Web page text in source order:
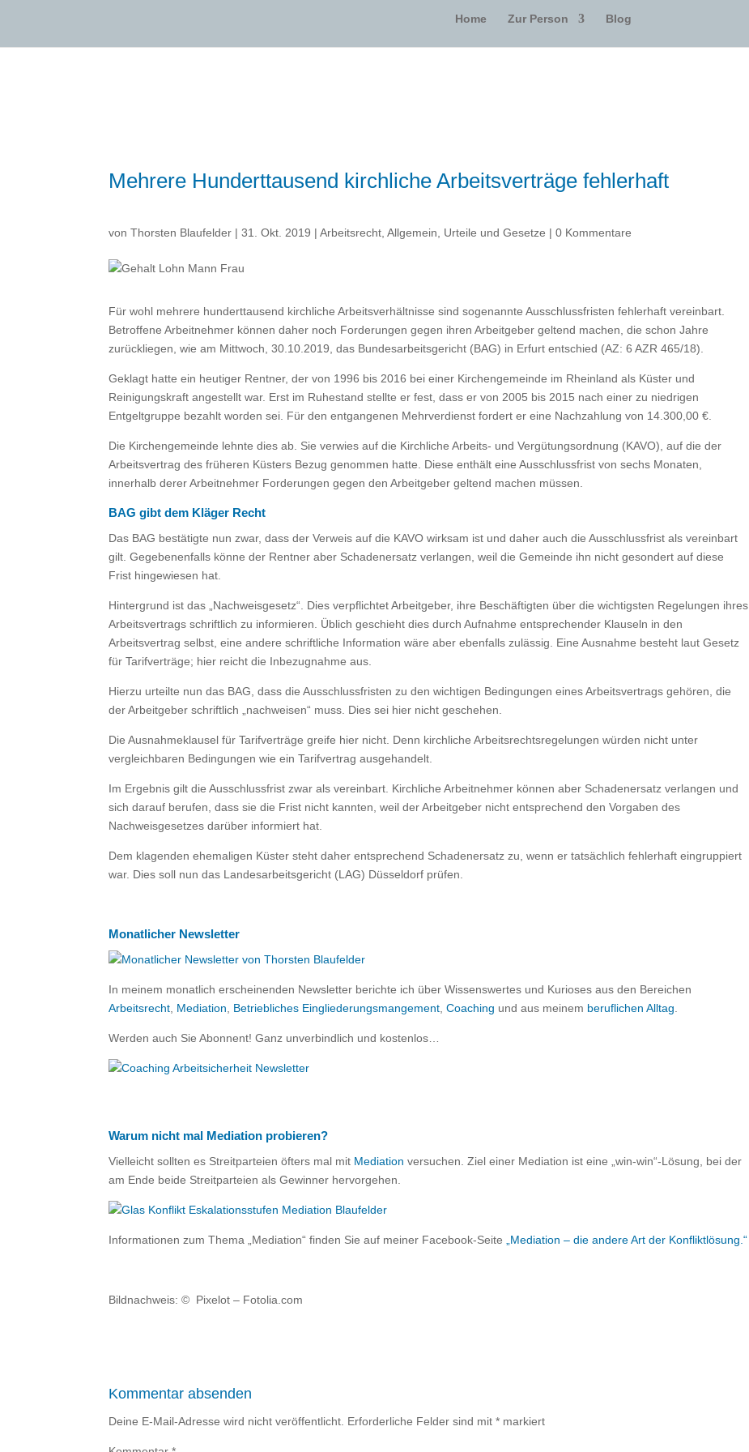
Home Zur Person Blog
Mehrere Hunderttausend kirchliche Arbeitsverträge fehlerhaft
vonThorsten Blaufelder |31. Okt. 2019 |Arbeitsrecht ,Allgemein Urteile und Gesetze |0 Kommentare
Für wohl mehrere hunderttausend kirchliche Arbeitsverhältnisse sind sogenannte Ausschlussfristen fehlerhaft vereinbart.
Betroffene Arbeitnehmer können daher noch Forderungen gegen ihren Arbeitgeber geltend machen, die schon Jahre
zurückliegen, wie am Mittwoch, 30.10.2019, das Bundesarbeitsgericht (BAG) in Erfurt entschied (AZ: 6 AZR 465/18).
Geklagt hatte ein heutiger Rentner, der von 1996 bis 2016 bei einer Kirchengemeinde im Rheinland als Küster und
Reinigungskraft angestellt war. Erst im Ruhestand stellte er fest, dass er von 2005 bis 2015 nach einer zu niedrigen
Entgeltgruppe bezahlt worden sei. Für den entgangenen Mehrverdienst fordert er eine Nachzahlung von 14.300,00 €.
Die Kirchengemeinde lehnte dies ab. Sie verwies auf die Kirchliche Arbeits- und Vergütungsordnung (KAVO), auf die der
Arbeitsvertrag des früheren Küsters Bezug genommen hatte. Diese enthält eine Ausschlussfrist von sechs Monaten,
innerhalb derer Arbeitnehmer Forderungen gegen den Arbeitgeber geltend machen müssen.
BAG gibt dem Kläger Recht
Das BAG bestätigte nun zwar, dass der Verweis auf die KAVO wirksam ist und daher auch die Ausschlussfrist als vereinbart
gilt. Gegebenenfalls könne der Rentner aber Schadenersatz verlangen, weil die Gemeinde ihn nicht gesondert auf diese
Frist hingewiesen hat.
Hintergrund ist das „Nachweisgesetz“. Dies verpflichtet Arbeitgeber, ihre Beschäftigten über die wichtigsten Regelungen ihres
Arbeitsvertrags schriftlich zu informieren. Üblich geschieht dies durch Aufnahme entsprechender Klauseln in den
Arbeitsvertrag selbst, eine andere schriftliche Information wäre aber ebenfalls zulässig. Eine Ausnahme besteht laut Gesetz
für Tarifverträge; hier reicht die Inbezugnahme aus.
Hierzu urteilte nun das BAG, dass die Ausschlussfristen zu den wichtigen Bedingungen eines Arbeitsvertrags gehören, die
der Arbeitgeber schriftlich „nachweisen“ muss. Dies sei hier nicht geschehen.
Die Ausnahmeklausel für Tarifverträge greife hier nicht. Denn kirchliche Arbeitsrechtsregelungen würden nicht unter
vergleichbaren Bedingungen wie ein Tarifvertrag ausgehandelt.
Im Ergebnis gilt die Ausschlussfrist zwar als vereinbart. Kirchliche Arbeitnehmer können aber Schadenersatz verlangen und
sich darauf berufen, dass sie die Frist nicht kannten, weil der Arbeitgeber nicht entsprechend den Vorgaben des
Nachweisgesetzes darüber informiert hat.
Dem klagenden ehemaligen Küster steht daher entsprechend Schadenersatz zu, wenn er tatsächlich fehlerhaft eingruppiert
war. Dies soll nun das Landesarbeitsgericht (LAG) Düsseldorf prüfen.
Monatlicher Newsletter
In meinem monatlich erscheinenden Newsletter berichte ich über Wissenswertes und Kurioses aus den Bereichen
Arbeitsrecht Mediation Betriebliches Eingliederungsmangement ,Coaching und aus meinem beruflichen Alltag
Werden auch Sie Abonnent! Ganz unverbindlich und kostenlos…
Warum nicht mal Mediation probieren?
Vielleicht sollten es Streitparteien öfters mal mit Mediation versuchen. Ziel einer Mediation ist eine „win-win“-Lösung, bei der
am Ende beide Streitparteien als Gewinner hervorgehen.
Informationen zum Thema „Mediation“ finden Sie auf meiner Facebook-Seite „Mediation – die andere Art der Konfliktlösung.“
Bildnachweis: © Pixelot – Fotolia.com
Kommentar absenden
Deine E-Mail-Adresse wird nicht veröffentlicht. Erforderliche Felder sind mit* markiert